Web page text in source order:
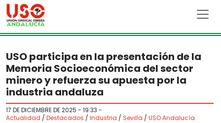
Skip to main content
USO participa en la presentación de la
Memoria Socioeconómica del sector
minero y refuerza su apuesta por la
industria andaluza
17 DE DICIEMBRE DE 2025 - 19:33 -
Actualidad / Destacados / Industria / Sevilla / USO Andalucía